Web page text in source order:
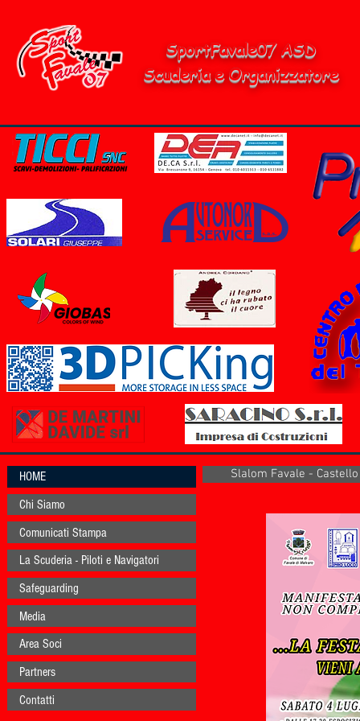
SportFavale07 ASD
Scuderia e Organizzatore
Slalom Favale - Castello
HOME
Chi Siamo
Comunicati Stampa
La Scuderia - Piloti e Navigatori
Safeguarding
Media
Area Soci
Partners
Contatti